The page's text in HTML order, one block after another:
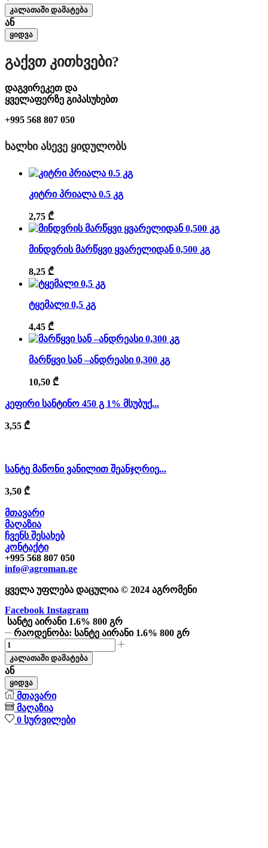
კალათაში დამატება
ან
ყიდვა
Გაქვთ Კითხვები?
დაგვირეკეთ და
ყველაფერზე გიპასუხებთ
+995 568 807 050
ᲮᲐᲚᲮᲘ ᲐᲡᲔᲕᲔ ᲧᲘᲓᲣᲚᲝᲑᲡ
კიტრი პრიალა 0.5 კგ
2,75 ₾
მინდვრის მარწყვი ყვარელიდან 0,500 კგ
8,25 ₾
ტყემალი 0,5 კგ
4,45 ₾
მარწყვი სან –ანდრეასი 0,300 კგ
10,50 ₾
კეფირი სანტინო 450 გ 1% მსუბუქ...
3,55 ₾
სანტე მაწონი ვანილით შეანჯღრიე...
3,50 ₾
მთავარი
მაღაზია
ჩვენს შესახებ
კონტაქტი
+995 568 807 050
info@agroman.ge
ყველა უფლება დაცულია © 2024 აგრომენი
Facebook Instagram
სანტე აირანი 1.6% 800 გრ
რაოდენობა: სანტე აირანი 1.6% 800 გრ
კალათაში დამატება
ან
ყიდვა
მთავარი
მაღაზია
0 სურვილები